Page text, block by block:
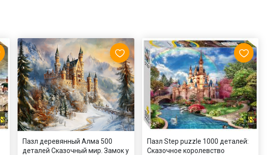
Пазл деревянный Алма 500
деталей Сказочный мир. Замок у
Пазл Step puzzle 1000 деталей:
Сказочное королевство